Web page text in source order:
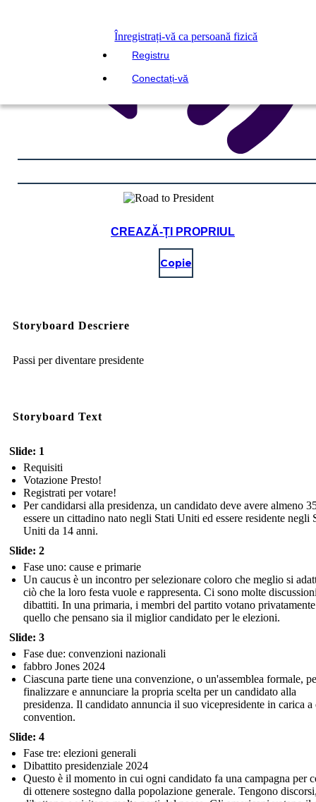
Înregistrați-vă ca persoană fizică
Registru
Conectați-vă
CREAZĂ-ȚI PROPRIUL
Copie
Storyboard Descriere
Passi per diventare presidente
Storyboard Text
Slide: 1
Requisiti
Votazione Presto!
Registrati per votare!
Per candidarsi alla presidenza, un candidato deve avere almeno
essere un cittadino nato negli Stati Uniti ed essere residente negli
Uniti da 14 anni.
Slide: 2
Fase uno: cause e primarie
Un caucus è un incontro per selezionare coloro che meglio si
ciò che la loro festa vuole e rappresenta. Ci sono molte
dibattiti. In una primaria, i membri del partito votano
quello che pensano sia il miglior candidato per le elezioni.
Slide: 3
Fase due: convenzioni nazionali
fabbro Jones 2024
Ciascuna parte tiene una convenzione, o un'assemblea formale,
finalizzare e annunciare la propria scelta per un candidato alla
presidenza. Il candidato annuncia il suo vicepresidente in carica a
convention.
Slide: 4
Fase tre: elezioni generali
Dibattito presidenziale 2024
Questo è il momento in cui ogni candidato fa una campagna per
di ottenere sostegno dalla popolazione generale. Tengono